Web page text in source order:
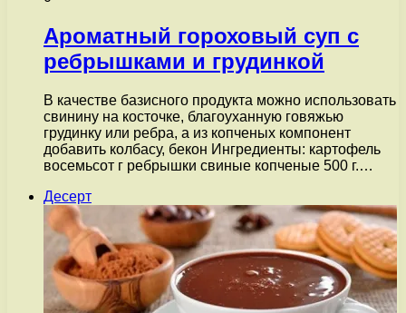
Ароматный гороховый суп с
ребрышками и грудинкой
В качестве базисного продукта можно использовать
свинину на косточке, благоуханную говяжью
грудинку или ребра, а из копченых компонент
добавить колбасу, бекон Ингредиенты: картофель
восемьсот г ребрышки свиные копченые 500 г.…
Десерт